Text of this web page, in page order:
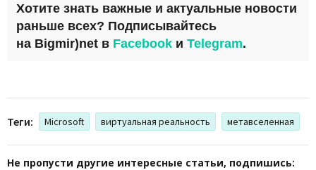
Хотите знать важные и актуальные новости
раньше всех? Подписывайтесь
на Bigmir)net в Facebook и Telegram.
Теги: Microsoft виртуальная реальность метавселенная
Не пропусти другие интересные статьи, подпишись: